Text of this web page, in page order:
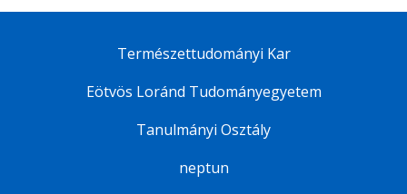
Természettudományi Kar
Eötvös Loránd Tudományegyetem
Tanulmányi Osztály
neptun